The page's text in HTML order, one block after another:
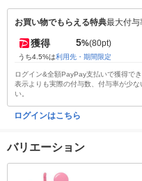
お買い物でもらえる特典最大付与
獲得 5%(80pt)
うち4.5%は利用先・期間限定
ログイン&全額PayPay支払いで獲得で
表示よりも実際の付与数、付与率が少
い。
ログインはこちら
バリエーション